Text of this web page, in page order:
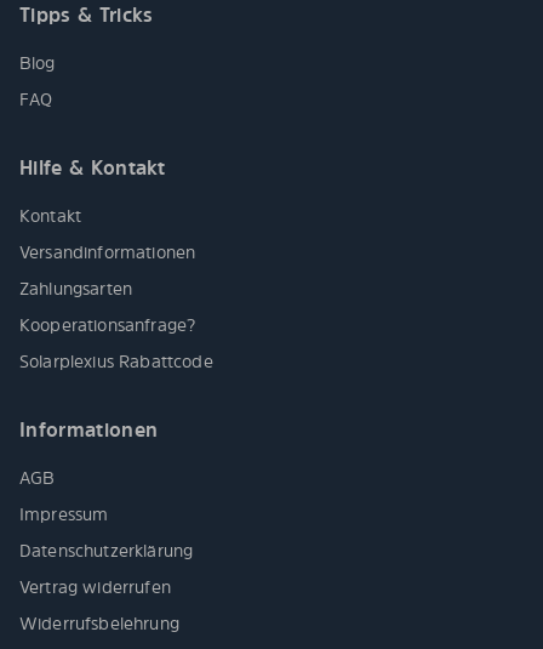
Tipps & Tricks
Blog
FAQ
Hilfe & Kontakt
Kontakt
Versandinformationen
Zahlungsarten
Kooperationsanfrage?
Solarplexius Rabattcode
Informationen
AGB
Impressum
Datenschutzerklärung
Vertrag widerrufen
Widerrufsbelehrung